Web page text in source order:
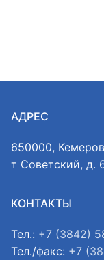
АДРЕС
650000,
т Советский, д.
КОНТАКТЫ
Тел.: +7 (3842)
Тел./факс: +7